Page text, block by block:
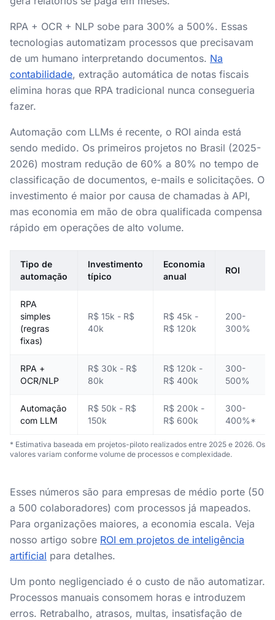
RPA + OCR + NLP sobe para 300% a 500%. Essas
tecnologias automatizam processos que precisavam
de um humano interpretando documentos. Na
contabilidade, extração automática de notas fiscais
elimina horas que RPA tradicional nunca consegueria
fazer.
Automação com LLMs é recente, o ROI ainda está
sendo medido. Os primeiros projetos no Brasil (2025-
2026) mostram redução de 60% a 80% no tempo de
classificação de documentos, e-mails e solicitações. O
investimento é maior por causa de chamadas à API,
mas economia em mão de obra qualificada compensa
rápido em operações de alto volume.
Tipo de
automação
Investimento
típico
Economia
anual
ROI
RPA
simples
(regras
fixas)
R$ 15k - R$
40k
R$ 45k -
R$ 120k
200-
300%
RPA +
OCR/NLP
R$ 30k - R$
80k
R$ 120k -
R$ 400k
300-
500%
Automação
com LLM
R$ 50k - R$
150k
R$ 200k -
R$ 600k
300-
400%*
* Estimativa baseada em projetos-piloto realizados entre 2025 e 2026. Os
valores variam conforme volume de processos e complexidade.
Esses números são para empresas de médio porte (50
a 500 colaboradores) com processos já mapeados.
Para organizações maiores, a economia escala. Veja
nosso artigo sobre ROI em projetos de inteligência
artificial para detalhes.
Um ponto negligenciado é o custo de não automatizar.
Processos manuais consomem horas e introduzem
erros. Retrabalho, atrasos, multas, insatisfação de